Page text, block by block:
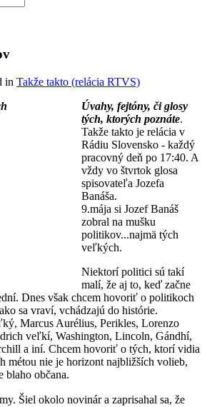
in Takže takto (relácia RTVS)
Úvahy, fejtóny, či glosy
tých, ktorých poznáte.
Takže takto je relácia v
Rádiu Slovensko - každý
pracovný deň po 17:40. A
vždy vo štvrtok glosa
spisovateľa Jozefa
Banáša.
9.mája si Jozef Banáš
zobral na mušku
politikov...najmä tých
veľkých.
Niektorí politici sú takí
malí, že aj to, keď začne
Dnes však chcem hovoriť o politikoch
sa vraví, vchádzajú do histórie.
Marcus Aurélius, Perikles, Lorenzo
veľkí, Washington, Lincoln, Gándhí,
a iní. Chcem hovoriť o tých, ktorí vidia
métou nie je horizont najbližších volieb,
blaho občana.
Šiel okolo novinár a zaprisahal sa, že